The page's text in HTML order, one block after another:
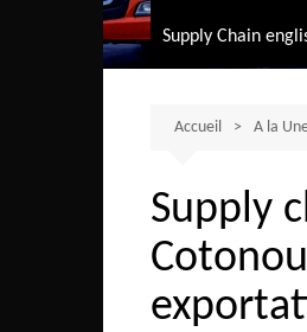
Supply Chain
Accueil A la
Supply